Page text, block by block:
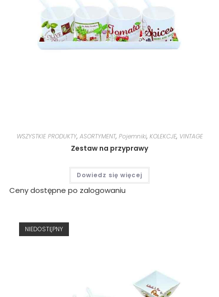
WSZYSTKIE PRODUKTY, ASORTYMENT, Pojemniki, KOLEKCJE, VINTAGE
Zestaw na przyprawy
Dowiedz się więcej
Ceny dostępne po zalogowaniu
NIEDOSTĘPNY